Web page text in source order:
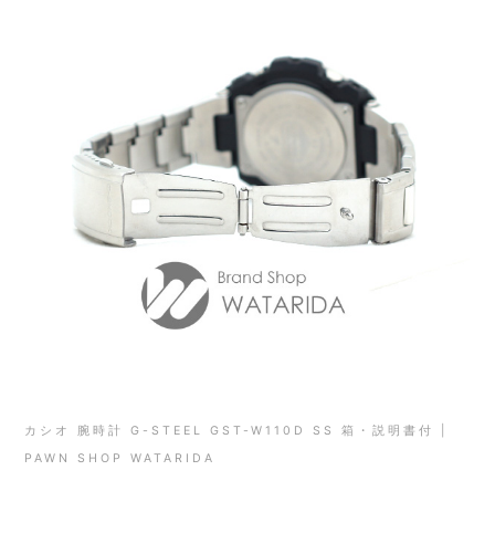
カシオ 腕時計 G-STEEL GST-W110D SS 箱・説明書付 |
PAWN SHOP WATARIDA